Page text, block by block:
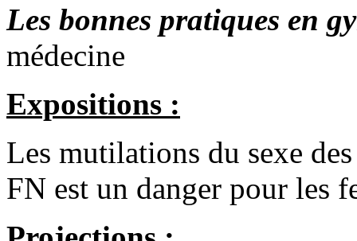
Les bonnes pratiques en
médecine
Expositions :
Les mutilations du sexe
FN est un danger pour les